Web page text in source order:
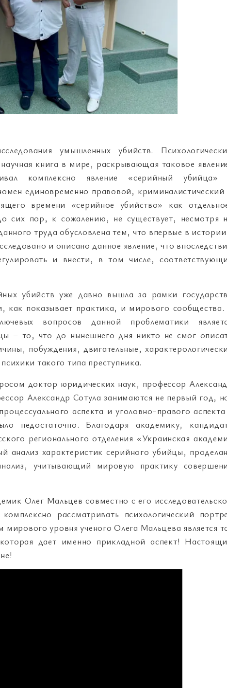
умышленных убийств.
книга в мире, раскрывающая таковое
комплексно явление «серийный убийца»
единовременно правовой, криминалистический
времени «серийное убийство» как
сих пор, к сожалению, не существует, несмотря
труда обусловлена тем, что впервые в
и описано данное явление, что
и внести, в том числе,
убийств уже давно вышла за рамки
показывает практика, и мирового сообщества.
вопросов данной проблематики
– то, что до нынешнего дня никто не смог
побуждения, двигательные,
такого типа преступника.
доктор юридических наук, профессор
Александр Сотула занимаются не первый год,
аспекта и уголовно-правого
недостаточно. Благодаря академику,
регионального отделения «Украинская
анализ характеристик серийного убийцы,
учитывающий мировую практику
Олег Мальцев совместно с его
рассматривать психологический
уровня ученого Олега Мальцева является
дает именно прикладной аспект!